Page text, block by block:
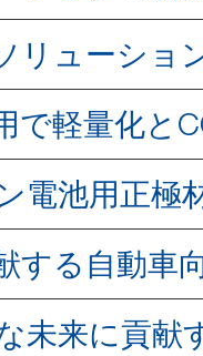
リューショ
で軽量化と
電池用正極
する自動車
未来に貢献